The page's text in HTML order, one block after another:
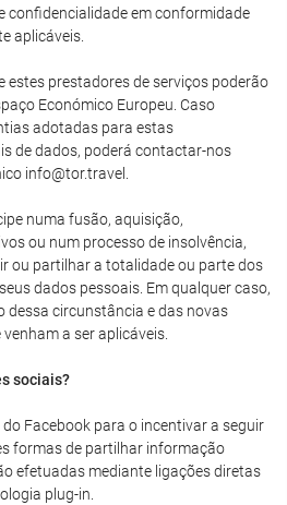
confidencialidade em conformidade
aplicáveis.
estes prestadores de serviços poderão
Económico Europeu. Caso
adotadas para estas
de dados, poderá contactar-nos
info@tor.travel.
numa fusão, aquisição,
ou num processo de insolvência,
ou partilhar a totalidade ou parte dos
dados pessoais. Em qualquer caso,
dessa circunstância e das novas
a ser aplicáveis.
sociais?
Facebook para o incentivar a seguir
formas de partilhar informação
efetuadas mediante ligações diretas
plug-in.